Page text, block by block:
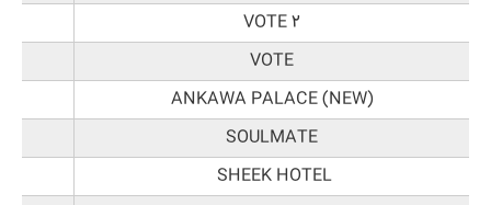
VOTE 2
VOTE
ANKAWA PALACE (NEW)
SOULMATE
SHEEK HOTEL